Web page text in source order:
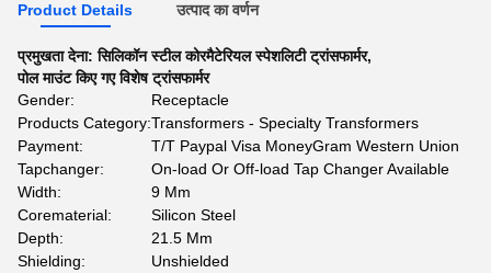
Product Details उत्पाद का वर्णन
प्रमुखता देना:सिलिकॉन स्टील कोरमैटेरियल स्पेशलिटी ट्रांसफार्मर,
पोल माउंट किए गए विशेष ट्रांसफार्मर
Gender:
Receptacle
Products Category:Transformers - Specialty Transformers
Payment:
T/T Paypal Visa MoneyGram Western Union
Tapchanger:
On-load Or Off-load Tap Changer Available
Width:
9 Mm
Corematerial:
Silicon Steel
Depth:
21.5 Mm
Shielding:
Unshielded